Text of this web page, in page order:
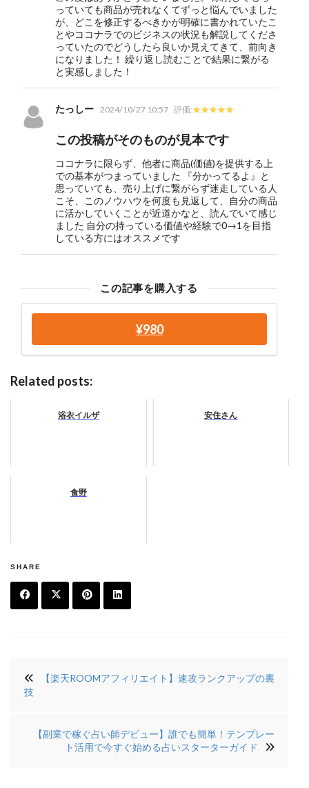
っていても商品が売れなくてずっと悩んでいました
が、どこを修正するべきかが明確に書かれていたこ
とやココナラでのビジネスの状況も解説してくださ
っていたのでどうしたら良いか見えてきて、前向き
になりました！ 繰り返し読むことで結果に繋がる
と実感しました！
たっしー 2024/10/27 10:57 評価:
この投稿がそのものが見本です
ココナラに限らず、他者に商品(価値)を提供する上
での基本がつまっていました 『分かってるよ』と
思っていても、売り上げに繋がらず迷走している人
こそ、このノウハウを何度も見返して、自分の商品
に活かしていくことが近道かなと、読んでいて感じ
ました 自分の持っている価値や経験で0→1を目指
している方にはオススメです
この記事を購入する
¥980
Related posts:
浴衣イルザ 安住さん
食野
SHARE
e
r
e
n
稿
【楽天ROOMアフィリエイト】速攻ランクアップの裏
技
【副業で稼ぐ占い師デビュー】誰でも簡単！テンプレー
ト活用で今すぐ始める占いスターターガイド